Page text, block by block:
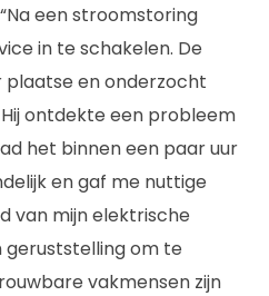
een stroomstoring
in te schakelen. De
en onderzocht
ontdekte een probleem
het binnen een paar uur
en gaf me nuttige
van mijn elektrische
geruststelling om te
vakmensen zijn